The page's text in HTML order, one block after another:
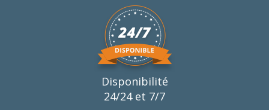
Disponibilité
24/24 et 7/7